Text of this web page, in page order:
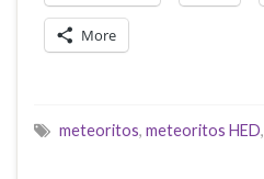
More
meteoritos, meteoritos HED,